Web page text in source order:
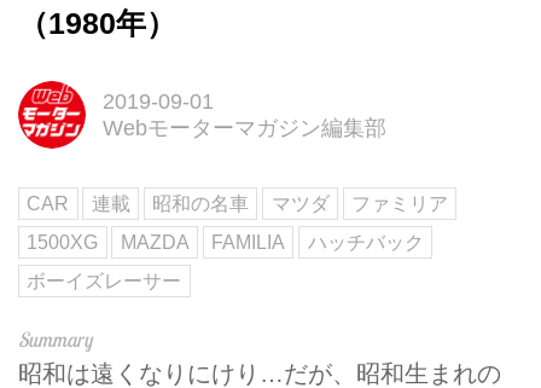
（1980年）
2019-09-01
Webモーターマガジン編集部
CAR 連載 昭和の名車 マツダ
ファミリア
1500XG
MAZDA FAMILIA
ハッチバック
ボーイズレーサー
昭和は遠くなりにけり…だが、昭和生まれの